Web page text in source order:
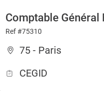
Comptable Général
Ref #75310
75 - Paris
CEGID